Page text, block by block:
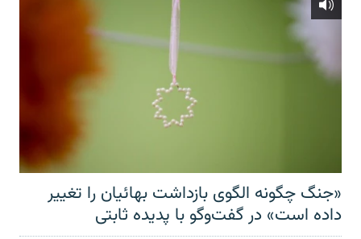
«جنگ چگونه الگوی بازداشت بهائیان را تغییر
داده است» در گفت‌وگو با پدیده ثابتی